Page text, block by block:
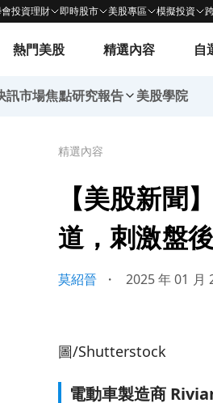
投資理財 即時股市 美股專區 模擬投資
熱門美股 精選內容 自
訊市場焦點研究報告 美股學院
精選內容
【美股新聞
道，刺激盤
莫紹晉 ・ 2025 年 01 月
圖/Shutterstock
電動車製造商